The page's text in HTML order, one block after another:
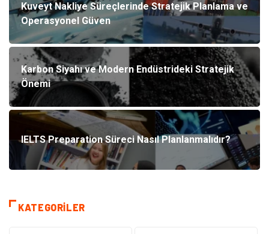
Kuveyt Nakliye Süreçlerinde Stratejik Planlama ve
Operasyonel Güven
Karbon Siyahı ve Modern Endüstrideki Stratejik
Önemi
IELTS Preparation Süreci Nasıl Planlanmalıdır?
KATEGORILER